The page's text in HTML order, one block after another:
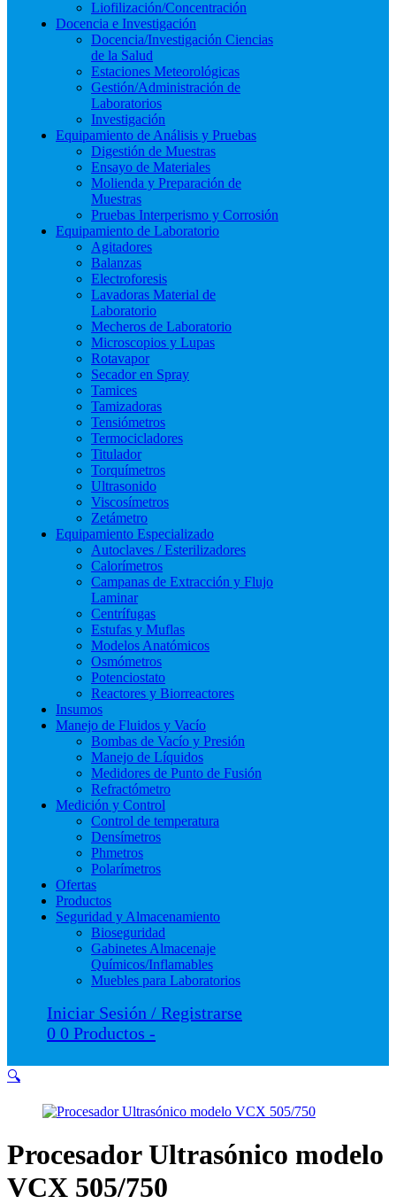
Liofilización/Concentración
Docencia e Investigación
Docencia/Investigación Ciencias
de la Salud
Estaciones Meteorológicas
Gestión/Administración de
Laboratorios
Investigación
Equipamiento de Análisis y Pruebas
Digestión de Muestras
Ensayo de Materiales
Molienda y Preparación de
Muestras
Pruebas Interperismo y Corrosión
Equipamiento de Laboratorio
Agitadores
Balanzas
Electroforesis
Lavadoras Material de
Laboratorio
Mecheros de Laboratorio
Microscopios y Lupas
Rotavapor
Secador en Spray
Tamices
Tamizadoras
Tensiómetros
Termocicladores
Titulador
Torquímetros
Ultrasonido
Viscosímetros
Zetámetro
Equipamiento Especializado
Autoclaves / Esterilizadores
Calorímetros
Campanas de Extracción y Flujo
Laminar
Centrífugas
Estufas y Muflas
Modelos Anatómicos
Osmómetros
Potenciostato
Reactores y Biorreactores
Insumos
Manejo de Fluidos y Vacío
Bombas de Vacío y Presión
Manejo de Líquidos
Medidores de Punto de Fusión
Refractómetro
Medición y Control
Control de temperatura
Densímetros
Phmetros
Polarímetros
Ofertas
Productos
Seguridad y Almacenamiento
Bioseguridad
Gabinetes Almacenaje
Químicos/Inflamables
Muebles para Laboratorios
Iniciar Sesión / Registrarse
0 0 Productos -
🔍
Procesador Ultrasónico modelo
VCX 505/750